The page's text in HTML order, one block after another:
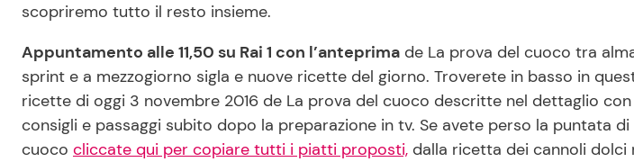
scopriremo tutto il resto insieme.
Appuntamento alle 11,50 su Rai 1 con l’anteprima de La prova del cuoco tra
sprint e a mezzogiorno sigla e nuove ricette del giorno. Troverete in basso in
ricette di oggi 3 novembre 2016 de La prova del cuoco descritte nel dettaglio
consigli e passaggi subito dopo la preparazione in tv. Se avete perso la puntata
cuoco cliccate qui per copiare tutti i piatti proposti, dalla ricetta dei cannoli dolci